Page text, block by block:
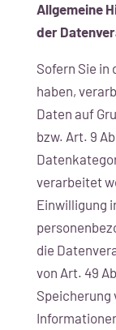
Allgemeine
der
Sofern Sie
haben,
Daten auf
bzw. Art. 9
verarbeitet
Einwilligung
die
von Art. 49
Speicherung